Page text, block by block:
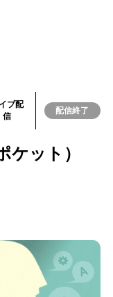
ブ配
信
配信終了
ケット）